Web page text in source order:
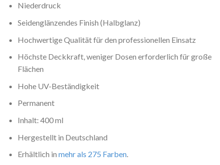
Niederdruck
Seidenglänzendes Finish (Halbglanz)
Hochwertige Qualität für den professionellen Einsatz
Höchste Deckkraft, weniger Dosen erforderlich für große
Flächen
Hohe UV-Beständigkeit
Permanent
Inhalt: 400 ml
Hergestellt in Deutschland
Erhältlich in mehr als 275 Farben.